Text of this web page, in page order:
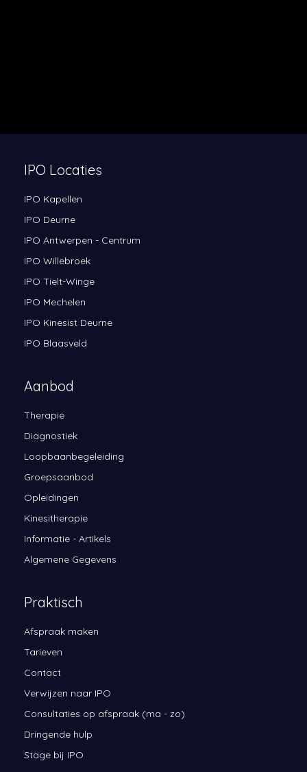
IPO Locaties
IPO Kapellen
IPO Deurne
IPO Antwerpen - Centrum
IPO Willebroek
IPO Tielt-Winge
IPO Mechelen
IPO Kinesist Deurne
IPO Blaasveld
Aanbod
Therapie
Diagnostiek
Loopbaanbegeleiding
Groepsaanbod
Opleidingen
Kinesitherapie
Informatie - Artikels
Algemene Gegevens
Praktisch
Afspraak maken
Tarieven
Contact
Verwijzen naar IPO
Consultaties op afspraak (ma - zo)
Dringende hulp
Stage bij IPO